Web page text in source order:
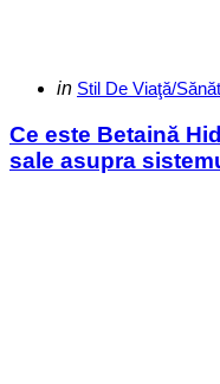
Categories
Posted
in Stil De Viaţă/
Ce este Betaină
sale asupra